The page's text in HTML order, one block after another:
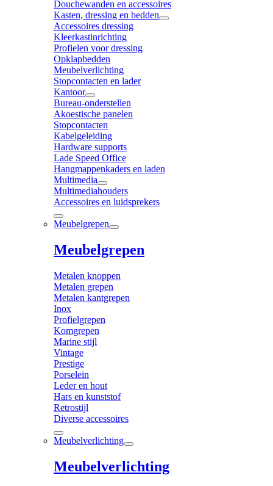
Douchewanden en accessoires
Kasten, dressing en bedden
Accessoires dressing
Kleerkastinrichting
Profielen voor dressing
Opklapbedden
Meubelverlichting
Stopcontacten en lader
Kantoor
Bureau-onderstellen
Akoestische panelen
Stopcontacten
Kabelgeleiding
Hardware supports
Lade Speed Office
Hangmappenkaders en laden
Multimedia
Multimediahouders
Accessoires en luidsprekers
Meubelgrepen
Meubelgrepen
Metalen knoppen
Metalen grepen
Metalen kantgrepen
Inox
Profielgrepen
Komgrepen
Marine stijl
Vintage
Prestige
Porselein
Leder en hout
Hars en kunststof
Retrostijl
Diverse accessoires
Meubelverlichting
Meubelverlichting